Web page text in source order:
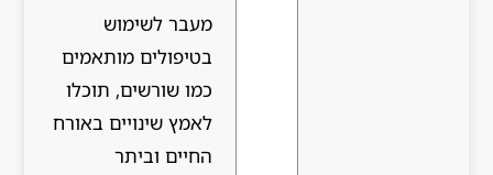
מעבר לשימוש
בטיפולים מותאמים
כמו שורשים, תוכלו
לאמץ שינויים באורח
החיים וביתר